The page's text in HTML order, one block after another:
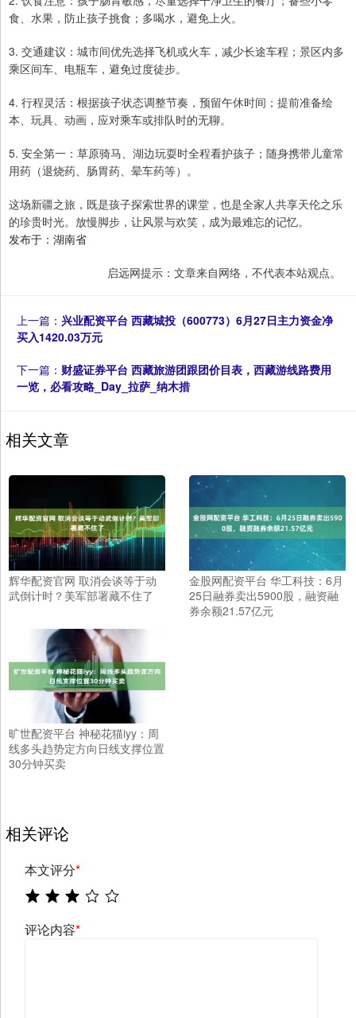
食、水果，防止孩子挑食；多喝水，避免上火。
3. 交通建议：城市间优先选择飞机或火车，减少长途车程；景区内多
乘区间车、电瓶车，避免过度徒步。
4. 行程灵活：根据孩子状态调整节奏，预留午休时间；提前准备绘
本、玩具、动画，应对乘车或排队时的无聊。
5. 安全第一：草原骑马、湖边玩耍时全程看护孩子；随身携带儿童常
用药（退烧药、肠胃药、晕车药等）。
这场新疆之旅，既是孩子探索世界的课堂，也是全家人共享天伦之乐
的珍贵时光。放慢脚步，让风景与欢笑，成为最难忘的记忆。
发布于：湖南省
启远网提示：文章来自网络，不代表本站观点。
上一篇： 兴业配资平台 西藏城投（600773）6月27日主力资金净
买入1420.03万元
下一篇： 财盛证券平台 西藏旅游团跟团价目表，西藏游线路费用
一览，必看攻略_Day_拉萨_纳木措
相关文章
辉华配资官网 取消会谈等于动
武倒计时？美军部署藏不住了
金股网配资平台 华工科技：6月
25日融券卖出5900股，融资融
券余额21.57亿元
旷世配资平台 神秘花猫iyy：周
线多头趋势定方向日线支撑位置
30分钟买卖
相关评论
本文评分*
评论内容*